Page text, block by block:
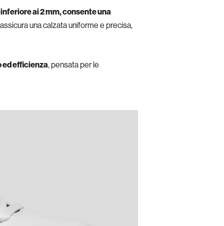
ai 2 mm, consente una
una calzata uniforme e precisa,
ed efficienza, pensata per le